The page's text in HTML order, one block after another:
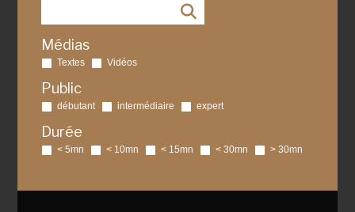
Médias
Textes Vidéos
Public
débutant intermédiaire expert
Durée
< 5mn < 10mn < 15mn < 30mn > 30mn